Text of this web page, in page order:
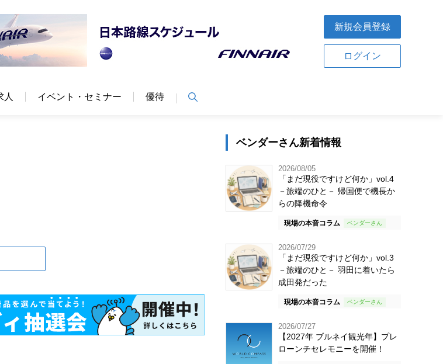
新規会員登録
ログイン
人 イベント・セミナー 優待
ベンダーさん新着情報
2026/08/05
「まだ現役ですけど何か」vol.4
－旅端のひと－ 帰国便で機長か
らの降機命令
現場の本音コラム
2026/07/29
「まだ現役ですけど何か」vol.3
－旅端のひと－ 羽田に着いたら
成田発だった
現場の本音コラム
2026/07/27
【2027年 ブルネイ観光年】プレ
ローンチセレモニーを開催！